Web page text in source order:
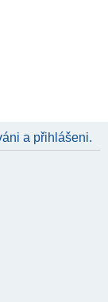
a přihlášeni.